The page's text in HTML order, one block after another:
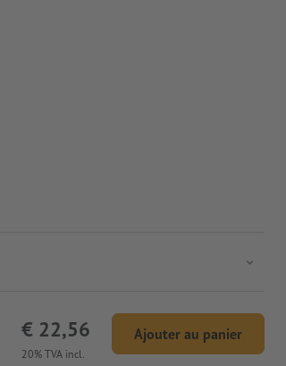
20% TVA incl.
€ 22,56 Ajouter au panier